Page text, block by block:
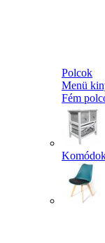
Polcok
Menü
Fém